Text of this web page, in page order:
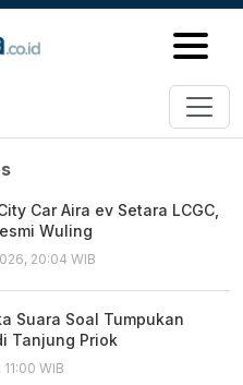
Car Aira ev Setara LCGC,
Wuling
20:04 WIB
Suara Soal Tumpukan
Tanjung Priok
WIB